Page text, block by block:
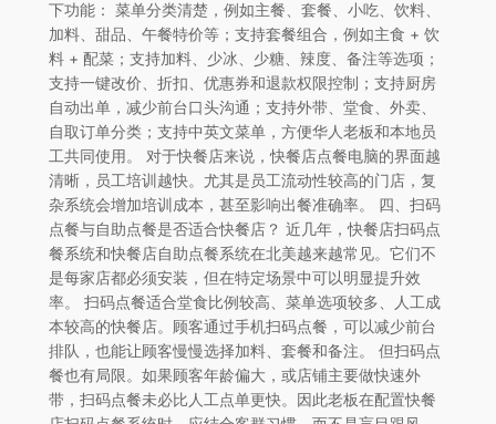
下功能： 菜单分类清楚，例如主餐、套餐、小吃、饮料、
加料、甜品、午餐特价等；支持套餐组合，例如主食 + 饮
料 + 配菜；支持加料、少冰、少糖、辣度、备注等选项；
支持一键改价、折扣、优惠券和退款权限控制；支持厨房
自动出单，减少前台口头沟通；支持外带、堂食、外卖、
自取订单分类；支持中英文菜单，方便华人老板和本地员
工共同使用。 对于快餐店来说，快餐店点餐电脑的界面越
清晰，员工培训越快。尤其是员工流动性较高的门店，复
杂系统会增加培训成本，甚至影响出餐准确率。 四、扫码
点餐与自助点餐是否适合快餐店？ 近几年，快餐店扫码点
餐系统和快餐店自助点餐系统在北美越来越常见。它们不
是每家店都必须安装，但在特定场景中可以明显提升效
率。 扫码点餐适合堂食比例较高、菜单选项较多、人工成
本较高的快餐店。顾客通过手机扫码点餐，可以减少前台
排队，也能让顾客慢慢选择加料、套餐和备注。 但扫码点
餐也有局限。如果顾客年龄偏大，或店铺主要做快速外
带，扫码点餐未必比人工点单更快。因此老板在配置快餐